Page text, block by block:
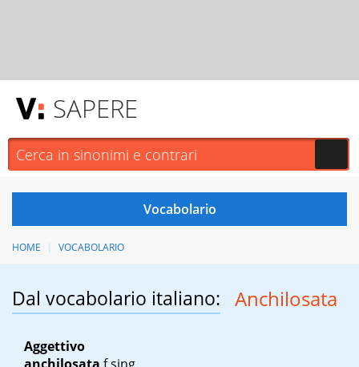
SAPERE
HOME VOCABOLARIO
Dal vocabolario italiano: Anchilosata
Aggettivo